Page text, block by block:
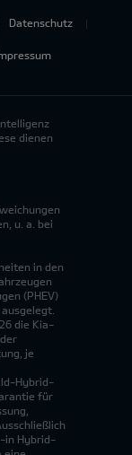
Datenschutz
dienen
u. a. bei
in den
(PHEV)
die Kia-
je
Hybrid-
für
in Hybrid-